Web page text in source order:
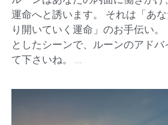
2023年4月5日·
ルーン,二十四節気, 占い梓,月間
ルーンはあなたの内面に働きかけ
運命へと誘います。 それは「あな